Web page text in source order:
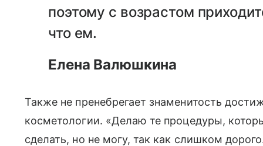
поэтому с возрастом
что ем.
Елена Валюшкина
Также не пренебрегает знаменитость
косметологии. «Делаю те процедуры,
сделать, но не могу, так как слишком